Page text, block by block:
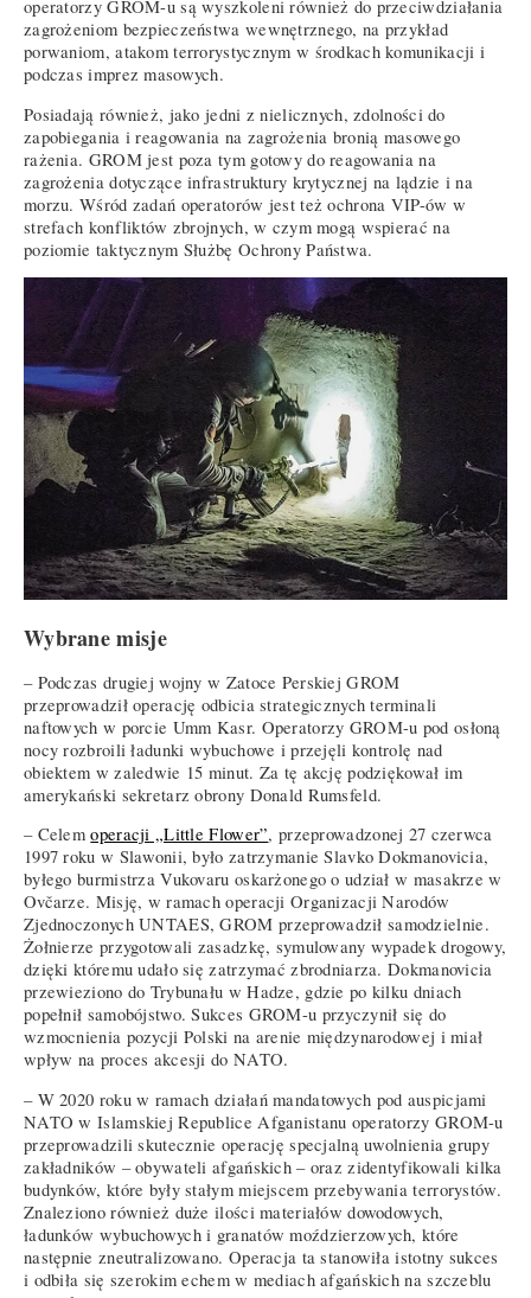
operatorzy GROM-u są wyszkoleni również do przeciwdziałania
zagrożeniom bezpieczeństwa wewnętrznego, na przykład
porwaniom, atakom terrorystycznym w środkach komunikacji i
podczas imprez masowych.
Posiadają również, jako jedni z nielicznych, zdolności do
zapobiegania i reagowania na zagrożenia bronią masowego
rażenia. GROM jest poza tym gotowy do reagowania na
zagrożenia dotyczące infrastruktury krytycznej na lądzie i na
morzu. Wśród zadań operatorów jest też ochrona VIP-ów w
strefach konfliktów zbrojnych, w czym mogą wspierać na
poziomie taktycznym Służbę Ochrony Państwa.
Wybrane misje
– Podczas drugiej wojny w Zatoce Perskiej GROM
przeprowadził operację odbicia strategicznych terminali
naftowych w porcie Umm Kasr. Operatorzy GROM-u pod osłoną
nocy rozbroili ładunki wybuchowe i przejęli kontrolę nad
obiektem w zaledwie 15 minut. Za tę akcję podziękował im
amerykański sekretarz obrony Donald Rumsfeld.
– Celemoperacji „Little Flower”, przeprowadzonej 27 czerwca
1997 roku w Slawonii, było zatrzymanie Slavko Dokmanovicia,
byłego burmistrza Vukovaru oskarżonego o udział w masakrze w
Ovčarze. Misję, w ramach operacji Organizacji Narodów
Zjednoczonych UNTAES, GROM przeprowadził samodzielnie.
Żołnierze przygotowali zasadzkę, symulowany wypadek drogowy,
dzięki któremu udało się zatrzymać zbrodniarza. Dokmanovicia
przewieziono do Trybunału w Hadze, gdzie po kilku dniach
popełnił samobójstwo. Sukces GROM-u przyczynił się do
wzmocnienia pozycji Polski na arenie międzynarodowej i miał
wpływ na proces akcesji do NATO.
– W 2020 roku w ramach działań mandatowych pod auspicjami
NATO w Islamskiej Republice Afganistanu operatorzy GROM-u
przeprowadzili skutecznie operację specjalną uwolnienia grupy
zakładników – obywateli afgańskich – oraz zidentyfikowali kilka
budynków, które były stałym miejscem przebywania terrorystów.
Znaleziono również duże ilości materiałów dowodowych,
ładunków wybuchowych i granatów moździerzowych, które
następnie zneutralizowano. Operacja ta stanowiła istotny sukces
i odbiła się szerokim echem w mediach afgańskich na szczeblu